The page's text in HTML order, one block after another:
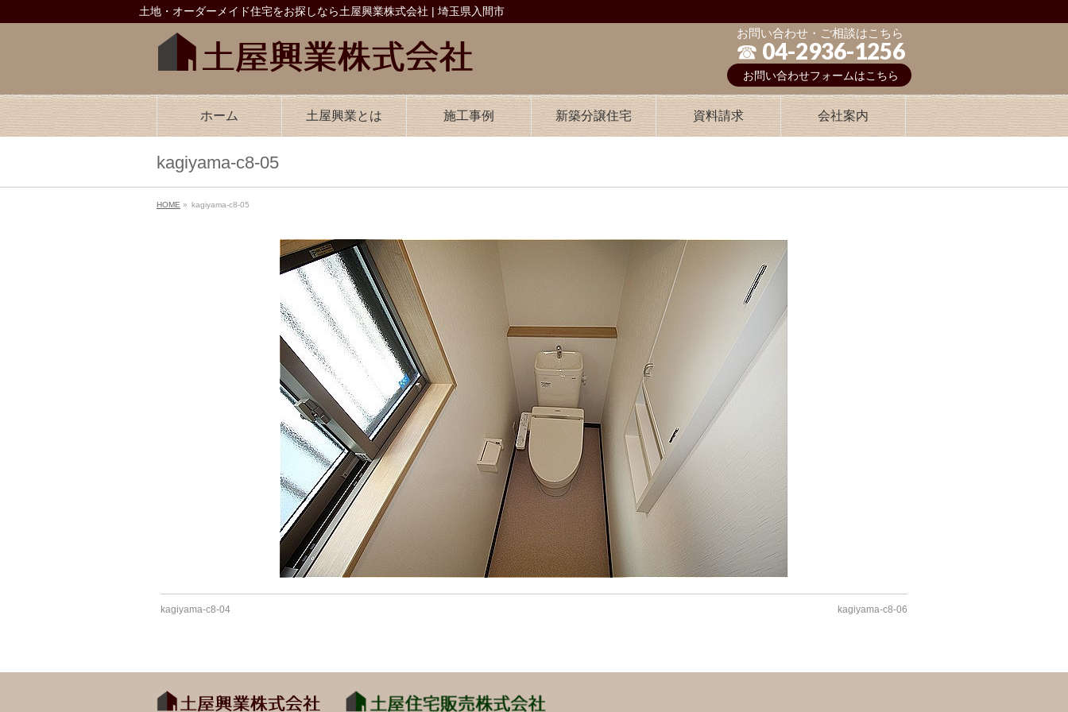
土地・オーダーメイド住宅をお探しなら土屋興業株式会社 | 埼玉県入間市
お問い合わせ・ご相談はこちら
☎︎ 04-2936-1256
お問い合わせフォームはこちら
ホーム 土屋興業とは 施工事例 新築分譲住宅 資料請求 会社案内
kagiyama-c8-05
HOME » kagiyama-c8-05
kagiyama-c8-04 kagiyama-c8-06